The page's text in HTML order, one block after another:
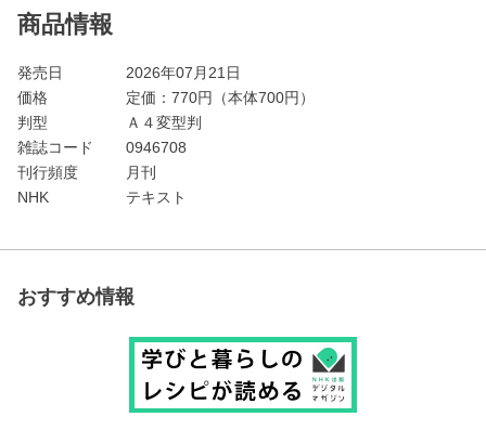
商品情報
発売日
2026年07月21日
価格
定価： 770円（本体700円）
判型
Ａ４変型判
雑誌コード
0946708
刊行頻度
月刊
NHK
テキスト
おすすめ情報